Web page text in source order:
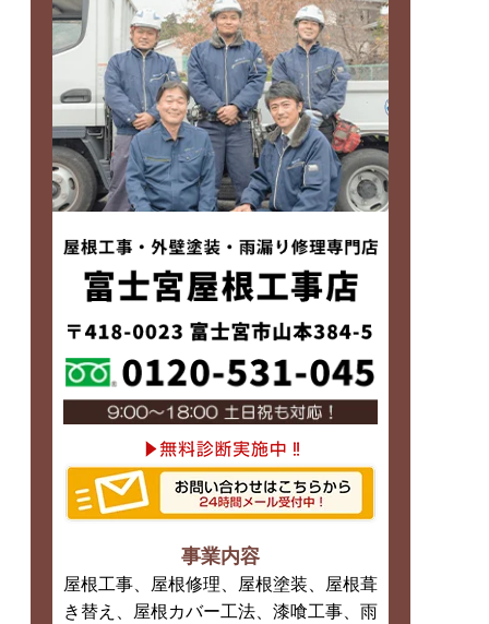
事業内容
屋根工事、屋根修理、屋根塗装、屋根葺
き替え、屋根カバー工法、漆喰工事、雨